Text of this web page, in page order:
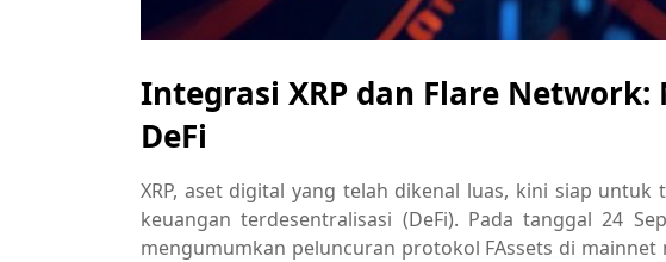
Integrasi XRP dan Flare
DeFi
XRP, aset digital yang telah dikenal luas, kini siap
keuangan terdesentralisasi (DeFi). Pada tanggal 24
mengumumkan peluncuran protokol FAssets di mainnet